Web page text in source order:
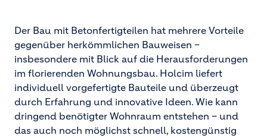
Der Bau mit Betonfertigteilen hat mehrere Vorteile
gegenüber herkömmlichen Bauweisen –
insbesondere mit Blick auf die Herausforderungen
im florierenden Wohnungsbau. Holcim liefert
individuell vorgefertigte Bauteile und überzeugt
durch Erfahrung und innovative Ideen. Wie kann
dringend benötigter Wohnraum entstehen – und
das auch noch möglichst schnell, kostengünstig